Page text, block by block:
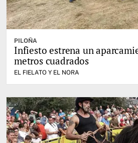
PILOÑA
Infiesto estrena un
metros cuadrados
EL FIELATO Y EL NORA